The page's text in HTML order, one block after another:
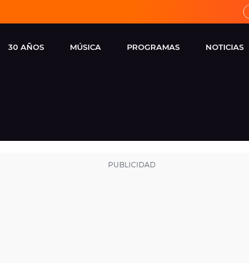
30 AÑOS MÚSICA
FM
PROGRAMAS
VIRALES
NOTICIAS